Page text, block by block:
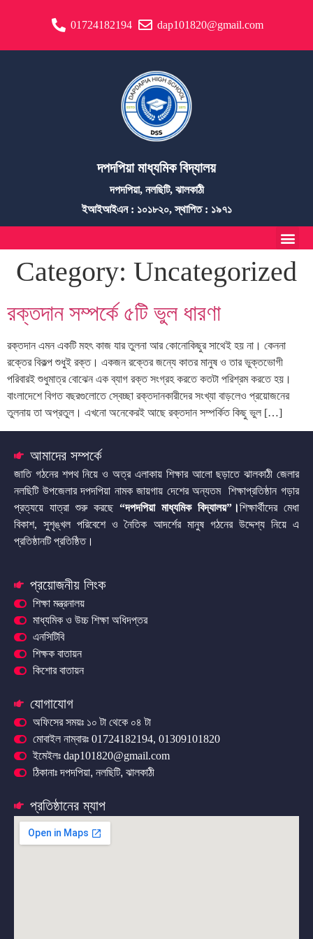
01724182194 dap101820@gmail.com
দপদপিয়া মাধ্যমিক বিদ্যালয়
দপদপিয়া, নলছিটি, ঝালকাঠী
ইআইআইএন : ১০১৮২০, স্থাপিত : ১৯৭১
Category: Uncategorized
রক্তদান সম্পর্কে ৫টি ভুল ধারণা
রক্তদান এমন একটি মহৎ কাজ যার তুলনা আর কোনোকিছুর সাথেই হয় না। কেননা
রক্তের বিকল্প শুধুই রক্ত। একজন রক্তের জন্যে কাতর মানুষ ও তার ভুক্তভোগী
পরিবারই শুধুমাত্র বোঝেন এক ব্যাগ রক্ত সংগ্রহ করতে কতটা পরিশ্রম করতে হয়।
বাংলাদেশে বিগত বছরগুলোতে স্বেচ্ছা রক্তদানকারীদের সংখ্যা বাড়লেও প্রয়োজনের
তুলনায় তা অপ্রতুল। এখনো অনেকেরই আছে রক্তদান সম্পর্কিত কিছু ভুল […]
আমাদের সম্পর্কে
জাতি গঠনের শপথ নিয়ে ও অত্র এলাকায় শিক্ষার আলো ছড়াতে ঝালকাঠী জেলার
নলছিটি উপজেলার দপদপিয়া নামক জায়গায় দেশের অন্যতম শিক্ষাপ্রতিষ্ঠান গড়ার
প্রত্যয়ে যাত্রা শুরু করছে “দপদপিয়া মাধ্যমিক বিদ্যালয়” ।শিক্ষার্থীদের মেধা
বিকাশ, সুশৃঙ্খল পরিবেশে ও নৈতিক আদর্শের মানুষ গঠনের উদ্দেশ্য নিয়ে এ
প্রতিষ্ঠানটি প্রতিষ্ঠিত।
প্রয়োজনীয় লিংক
শিক্ষা মন্ত্রনালয়
মাধ্যমিক ও উচ্চ শিক্ষা অধিদপ্তর
এনসিটিবি
শিক্ষক বাতায়ন
কিশোর বাতায়ন
যোগাযোগ
অফিসের সময়ঃ ১০ টা থেকে ০৪ টা
মোবাইল নাম্বারঃ 01724182194, 01309101820
ইমেইলঃ dap101820@gmail.com
ঠিকানাঃ দপদপিয়া, নলছিটি, ঝালকাঠী
প্রতিষ্ঠানের ম্যাপ